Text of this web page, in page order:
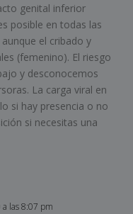
genital inferior
posible en todas las
el cribado y
(femenino). El riesgo
y desconocemos
La carga viral en
si hay presencia o no
si necesitas una
las 8:07 pm